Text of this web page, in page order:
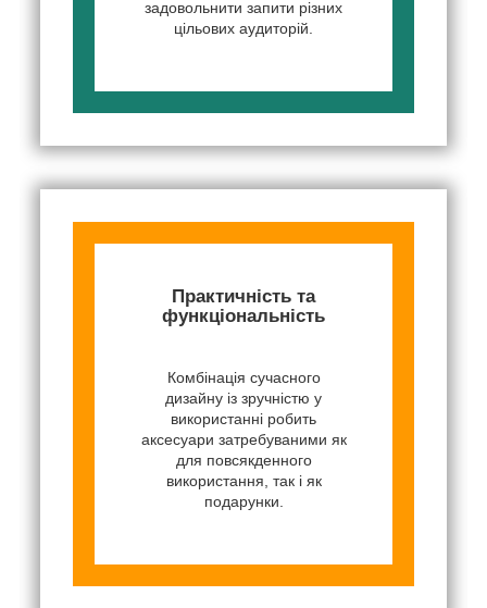
задовольнити запити різних
цільових аудиторій.
Практичність та
функціональність
Комбінація сучасного
дизайну із зручністю у
використанні робить
аксесуари затребуваними як
для повсякденного
використання, так і як
подарунки.